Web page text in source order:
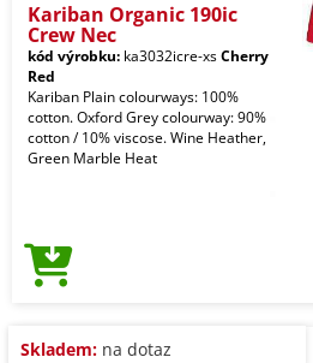
Kariban Organic 190ic
Crew Nec
kód výrobku: ka3032icre-xsCherry
Red
Kariban Plain colourways: 100%
cotton. Oxford Grey colourway: 90%
cotton / 10% viscose. Wine Heather,
Green Marble Heat
Skladem: na dotaz